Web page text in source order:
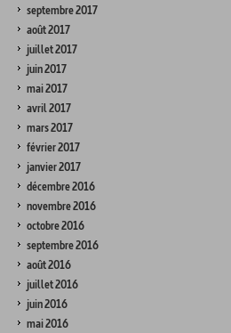
septembre 2017
août 2017
juillet 2017
juin 2017
mai 2017
avril 2017
mars 2017
février 2017
janvier 2017
décembre 2016
novembre 2016
octobre 2016
septembre 2016
août 2016
juillet 2016
juin 2016
mai 2016